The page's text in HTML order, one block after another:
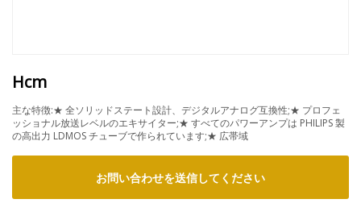
Hcm
主な特徴:★ 全ソリッドステート設計、デジタルアナログ互換性;★ プロフェ
ッショナル放送レベルのエキサイター;★ すべてのパワーアンプは PHILIPS 製
の高出力 LDMOS チューブで作られています;★ 広帯域
お問い合わせを送信してください